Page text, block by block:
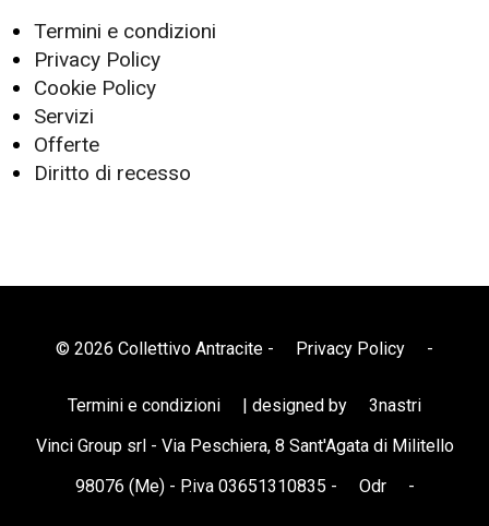
Termini e condizioni
Privacy Policy
Cookie Policy
Servizi
Offerte
Diritto di recesso
© 2026 Collettivo Antracite - Privacy Policy -
Termini e condizioni | designed by
3nastri
Vinci Group srl - Via Peschiera, 8 Sant'Agata di Militello
98076 (Me) - P.iva 03651310835 -
Odr -